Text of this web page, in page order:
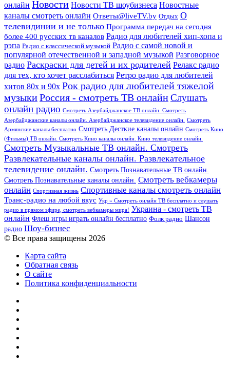
онлайн Новости Новости ТВ шоубизнеса Новостные
каналы смотреть онлайн Ответы@liveTV.by Отдых О
телевидинии и не только Программа передач на сегодня
более 400 русских тв каналов Радио для любителей хип-хопа и
рэпа Радио с классической музыкой Радио с самой новой и
популярной отечественной и западной музыкой Разговорное
радио Раскраски для детей и их родителей Релакс радио
для тех, кто хочет расслабиться Ретро радио для любителей
хитов 80х и 90х Рок радио для любителей тяжелой
музыкиРоссия - смотреть ТВ онлайнСлушать
онлайн радио Смотреть Азербайджанское ТВ онлайн. Смотреть
Азербайджанские каналы онлайн. Азербайджанское телевидение онлайн.
Смотреть
Армянские каналы бесплатно Смотреть Десткие каналы онлайн Смотреть Кино
(Фильмы) ТВ онлайн. Смотреть Кино каналы онлайн. Кино телевидение онлайн.
Смотреть Музыкальные ТВ онлайн. Смотреть
Развлекательные каналы онлайн. Развлекательное
телевидение онлайн. Смотреть Познавательные ТВ онлайн.
Смотреть Познавательные каналы онлайн. Смотреть вебкамеры
онлайн Спортивная жизнь Спортивные каналы смотреть онлайн
Транс-радио на любой вкус Укр » Смотреть онлайн ТВ бесплатно и слушать
радио в прямом эфире, смотреть вебкамеры мира! Украина - смотреть ТВ
онлайн Флеш игры играть онлайн бесплатно Фолк радио Шансон
радио Шоу-бизнес
© Все права защищены 2026
Карта сайта
Обратная связь
О сайте
Политика конфиденциальности